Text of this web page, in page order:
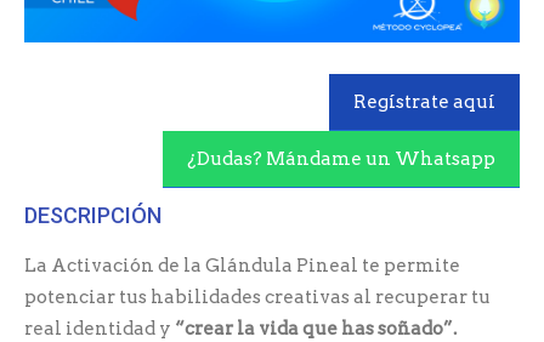
Regístrate aquí
¿Dudas? Mándame un Whatsapp
DESCRIPCIÓN
La Activación de la Glándula Pineal te permite
potenciar tus habilidades creativas al recuperar tu
real identidad y “crear la vida que has soñado”.